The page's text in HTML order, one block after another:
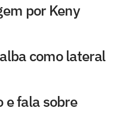
por Keny
como lateral
e fala sobre